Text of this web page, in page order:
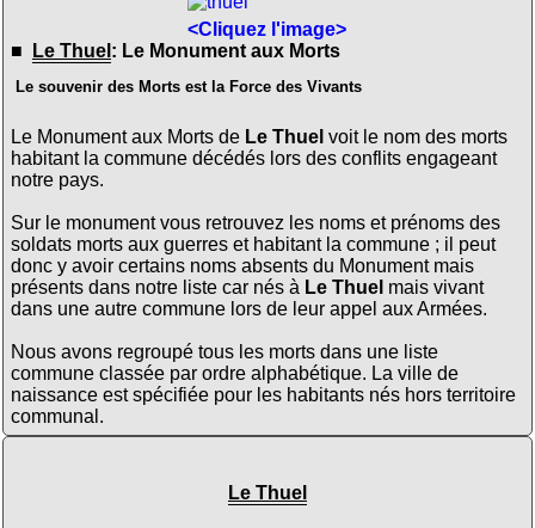
<Cliquez l'image>
■
Le Thuel : Le Monument aux Morts
Le souvenir des Morts est la Force des Vivants
Le Monument aux Morts de Le Thuel voit le nom des morts
habitant la commune décédés lors des conflits engageant
notre pays.
Sur le monument vous retrouvez les noms et prénoms des
soldats morts aux guerres et habitant la commune ; il peut
donc y avoir certains noms absents du Monument mais
présents dans notre liste car nés à Le Thuel mais vivant
dans une autre commune lors de leur appel aux Armées.
Nous avons regroupé tous les morts dans une liste
commune classée par ordre alphabétique. La ville de
naissance est spécifiée pour les habitants nés hors territoire
communal.
Le Thuel